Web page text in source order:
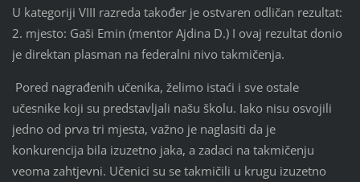
U kategoriji VIII razreda također je ostvaren odličan rezultat:
2. mjesto: Gaši Emin (mentor Ajdina D.) I ovaj rezultat donio
je direktan plasman na federalni nivo takmičenja.
Pored nagrađenih učenika, želimo istaći i sve ostale
učesnike koji su predstavljali našu školu. Iako nisu osvojili
jedno od prva tri mjesta, važno je naglasiti da je
konkurencija bila izuzetno jaka, a zadaci na takmičenju
veoma zahtjevni. Učenici su se takmičili u krugu izuzetno